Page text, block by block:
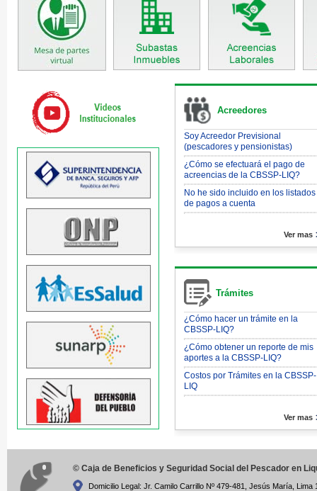
Acreedores
Soy Acreedor Previsional
(pescadores y pensionistas)
¿Cómo se efectuará el pago de
acreencias de la CBSSP-LIQ?
No he sido incluido en los listados
de pagos a cuenta
Ver mas
Trámites
¿Cómo hacer un trámite en la
CBSSP-LIQ?
¿Cómo obtener un reporte de mis
aportes a la CBSSP-LIQ?
Costos por Trámites en la CBSSP-
LIQ
Ver mas
© Caja de Beneficios y Seguridad Social del Pescador en
Domicilio Legal: Jr. Camilo Carrillo Nº 479-481, Jesús María, Lima